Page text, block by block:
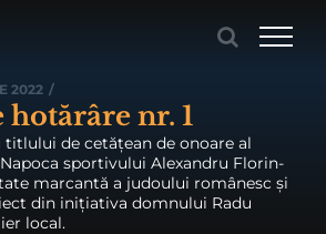
2022 /
nr. 1
de cetățean de onoare al
sportivului Alexandru Florin-
marcantă a judoului românesc și
din inițiativa domnului Radu
local.